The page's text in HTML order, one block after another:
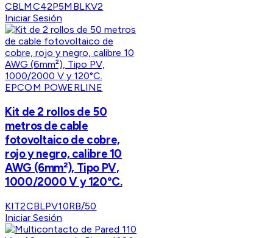
CBLMC42P5MBLKV2
Iniciar Sesión
EPCOM POWERLINE
Kit de 2 rollos de 50
metros de cable
fotovoltaico de cobre,
rojo y negro, calibre 10
AWG (6mm²), Tipo PV,
1000/2000 V y 120°C.
KIT2CBLPV10RB/50
Iniciar Sesión